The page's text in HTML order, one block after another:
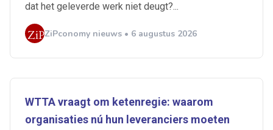
dat het geleverde werk niet deugt?...
ZiPconomy nieuws • 6 augustus 2026
WTTA vraagt om ketenregie: waarom
organisaties nú hun leveranciers moeten